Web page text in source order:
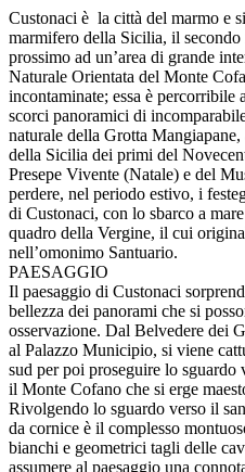
Custonaci è la città del marmo e
marmifero della Sicilia, il
prossimo ad un’area di grande
Naturale Orientata del Monte
incontaminate; essa è percorribile
scorci panoramici di
naturale della Grotta
della Sicilia dei primi del
Presepe Vivente (Natale) e del
perdere, nel periodo estivo, i
di Custonaci, con lo sbarco a
quadro della Vergine, il cui
nell’omonimo Santuario.
PAESAGGIO
Il paesaggio di Custonaci
bellezza dei panorami che si
osservazione. Dal Belvedere dei
al Palazzo Municipio, si viene
sud per poi proseguire lo
il Monte Cofano che si erge
Rivolgendo lo sguardo verso il
da cornice è il complesso
bianchi e geometrici tagli delle
assumere al paesaggio una